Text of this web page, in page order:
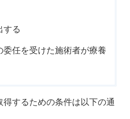
する
委任を受けた施術者が療養
するための条件は以下の通